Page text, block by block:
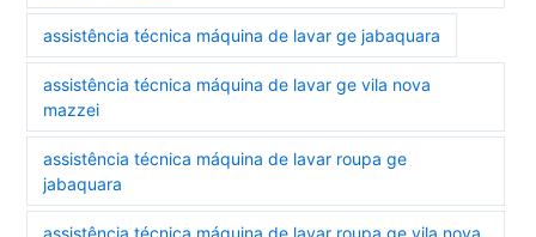
assistência técnica máquina de lavar ge jabaquara
assistência técnica máquina de lavar ge vila nova
mazzei
assistência técnica máquina de lavar roupa ge
jabaquara